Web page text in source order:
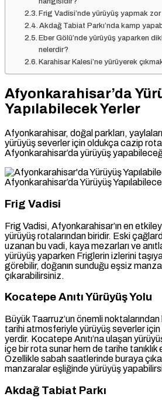
Frig Vadisi’nde yürüyüş yapmak
Akdağ Tabiat Parkı’nda kamp
Eber Gölü’nde yürüyüş yaparken
nelerdir?
Karahisar Kalesi’ne yürüyerek
Afyonkarahisar’da
Yapılabilecek Yerler
Afyonkarahisar, doğal parkları,
yürüyüş severler için oldukça cazip
Afyonkarahisar’da yürüyüş
Afyonkarahisar’da Yürüyüş
Frig Vadisi
Frig Vadisi, Afyonkarahisar’ın en
yürüyüş rotalarından biridir. Eski
uzanan bu vadi, kaya mezarları ve
yürüyüş yaparken Friglerin izlerini
görebilir, doğanın sunduğu eşsiz
çıkarabilirsiniz.
Kocatepe Anıtı Yürüyüş Yolu
Büyük Taarruz’un önemli
tarihi atmosferiyle yürüyüş severler için
yerdir. Kocatepe Anıtı’na ulaşan
içe bir rota sunar hem de tarihe tanıklık
Özellikle sabah saatlerinde buraya
manzaralar eşliğinde yürüyüş
Akdağ Tabiat Parkı